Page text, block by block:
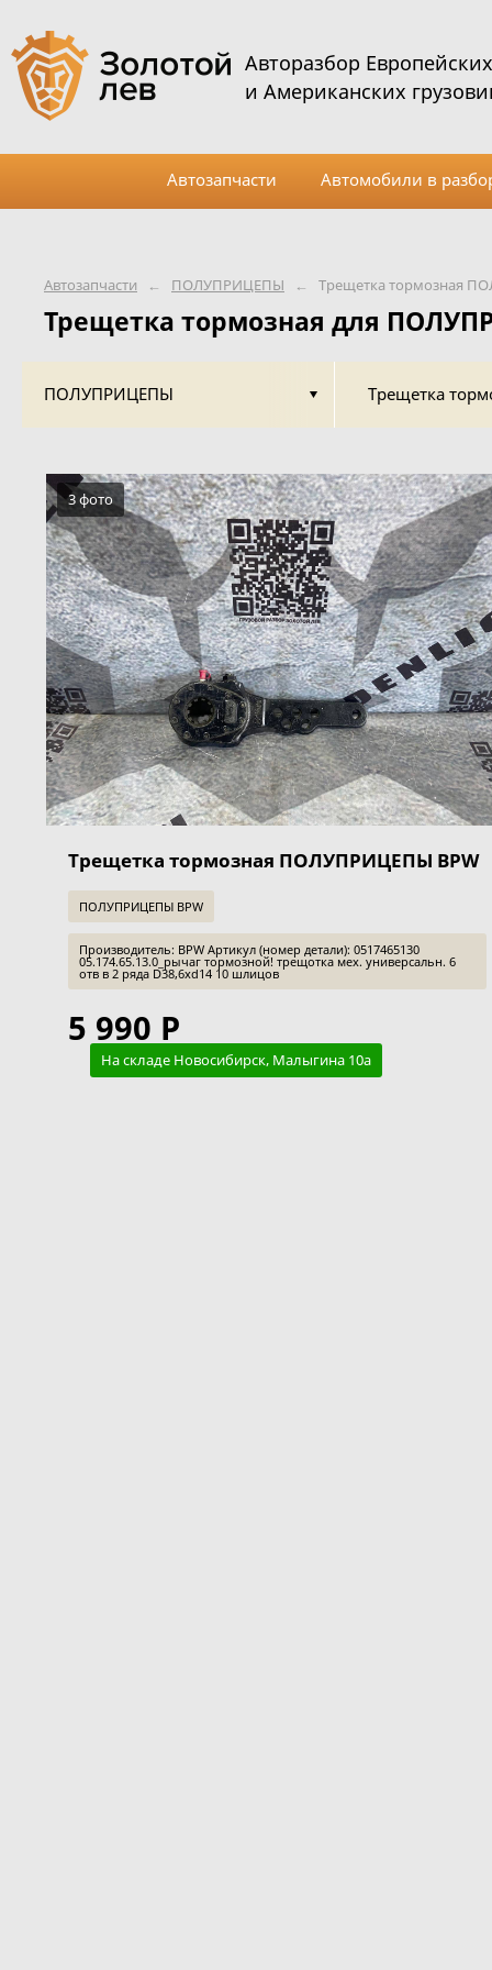
Автозапчасти ← ПОЛУПРИЦЕПЫ ← Трещетка тормозная
Трещетка тормозная для
ПОЛУПРИЦЕПЫ Трещетка
3 фото
Трещетка тормозная ПОЛУПРИЦЕПЫ BPW
ПОЛУПРИЦЕПЫ BPW
Производитель: BPW Артикул (номер детали): 0517465130
05.174.65.13.0_рычаг тормозной! трещотка мех. универсальн. 6
отв в 2 ряда D38,6xd14 10 шлицов
5 990 Р
На складе Новосибирск, Малыгина 10а
Авторазбор Европейских
и Американских
Автозапчасти Автомобили в